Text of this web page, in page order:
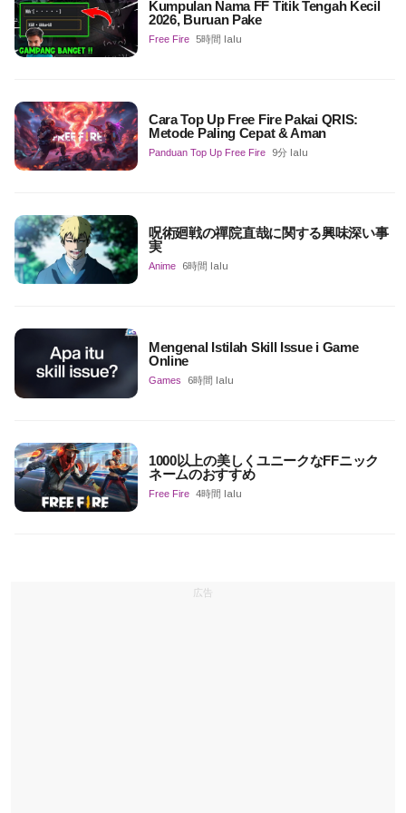
Kumpulan Nama FF Titik Tengah Kecil
2026, Buruan Pake
Free Fire 5時間 lalu
Cara Top Up Free Fire Pakai QRIS:
Metode Paling Cepat & Aman
Panduan Top Up Free Fire 9分 lalu
呪術廻戦の禪院直哉に関する興味深い事
実
Anime 6時間 lalu
Mengenal Istilah Skill Issue i Game
Online
Games 6時間 lalu
1000以上の美しくユニークなFFニック
ネームのおすすめ
Free Fire 4時間 lalu
広告